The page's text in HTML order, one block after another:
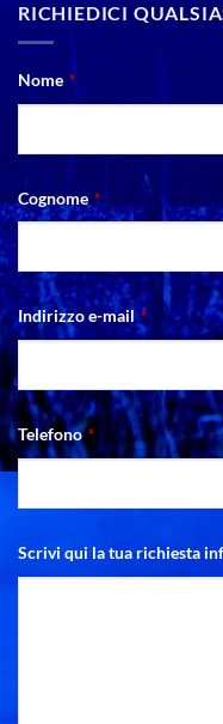
RICHIEDICI
Phone
Number *
Nome *
Cognome *
Indirizzo e-mail *
Telefono *
Scrivi qui la tua richiesta